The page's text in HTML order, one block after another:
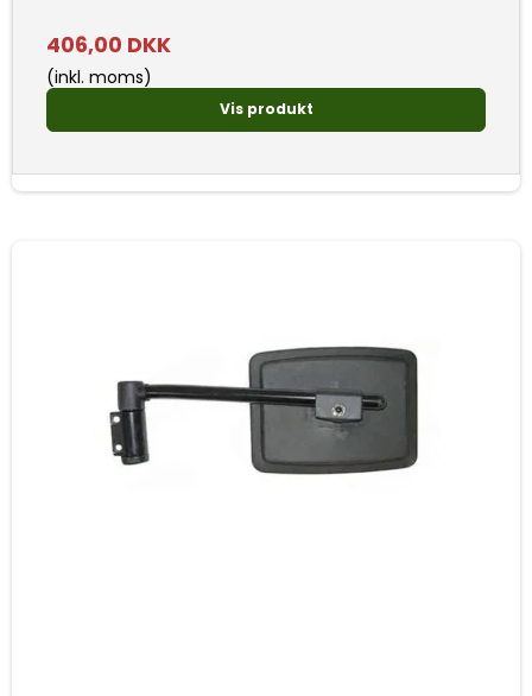
406,00 DKK
(inkl. moms)
Vis produkt